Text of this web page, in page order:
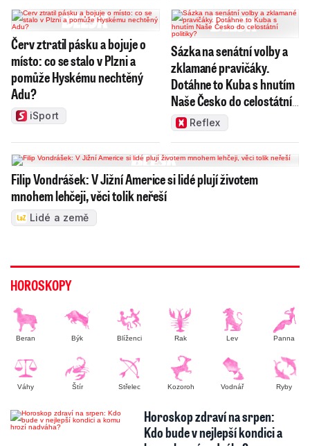
Červ ztratil pásku a bojuje o
místo: co se stalo v Plzni a
pomůže Hyskému nechtěný
Adu?
iSport
Sázka na senátní volby a
zklamané pravičáky.
Dotáhne to Kuba s hnutím
Naše Česko do celostátní
politiky?
Reflex
Filip Vondrášek: V Jižní Americe si lidé plují životem
mnohem lehčeji, věci tolik neřeší
Lidé a země
HOROSKOPY
Beran Býk Blíženci Rak Lev Panna
Váhy Štír Střelec Kozoroh Vodnář Ryby
Horoskop zdraví na srpen:
Kdo bude v nejlepší kondici a